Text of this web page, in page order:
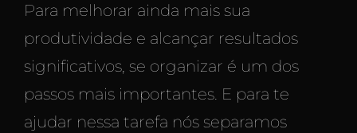
Para melhorar ainda mais sua
produtividade e alcançar resultados
significativos, se organizar é um dos
passos mais importantes. E para te
ajudar nessa tarefa nós separamos